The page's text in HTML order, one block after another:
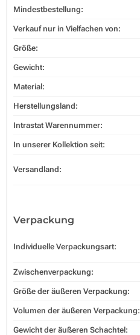
Mindestbestellung:
Verkauf nur in Vielfachen von:
Größe:
Gewicht:
Material:
Herstellungsland:
Intrastat Warennummer:
In unserer Kollektion seit:
Versandland:
Verpackung
Individuelle Verpackungsart:
Zwischenverpackung:
Größe der äußeren Verpackung:
Volumen der äußeren Verpackung:
Gewicht der äußeren Schachtel: